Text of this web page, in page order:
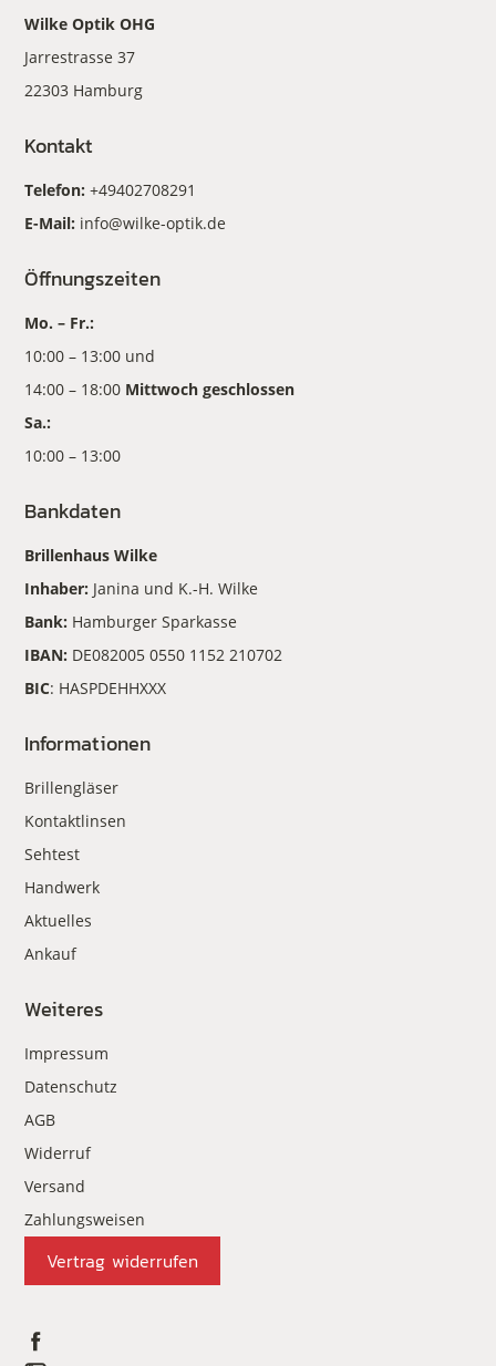
Wilke Optik OHG
Jarrestrasse 37
22303 Hamburg
Kontakt
Telefon:+49402708291
E-Mail: info@wilke-optik.de
Öffnungszeiten
Mo. – Fr.:
10:00 – 13:00 und
14:00 – 18:00 Mittwoch geschlossen
Sa.:
10:00 – 13:00
Bankdaten
Brillenhaus Wilke
Inhaber: Janina und K.-H. Wilke
Bank: Hamburger Sparkasse
IBAN: DE082005 0550 1152 210702
BIC: HASPDEHHXXX
Informationen
Brillengläser
Kontaktlinsen
Sehtest
Handwerk
Aktuelles
Ankauf
Weiteres
Impressum
Datenschutz
AGB
Widerruf
Versand
Zahlungsweisen
Vertrag widerrufen